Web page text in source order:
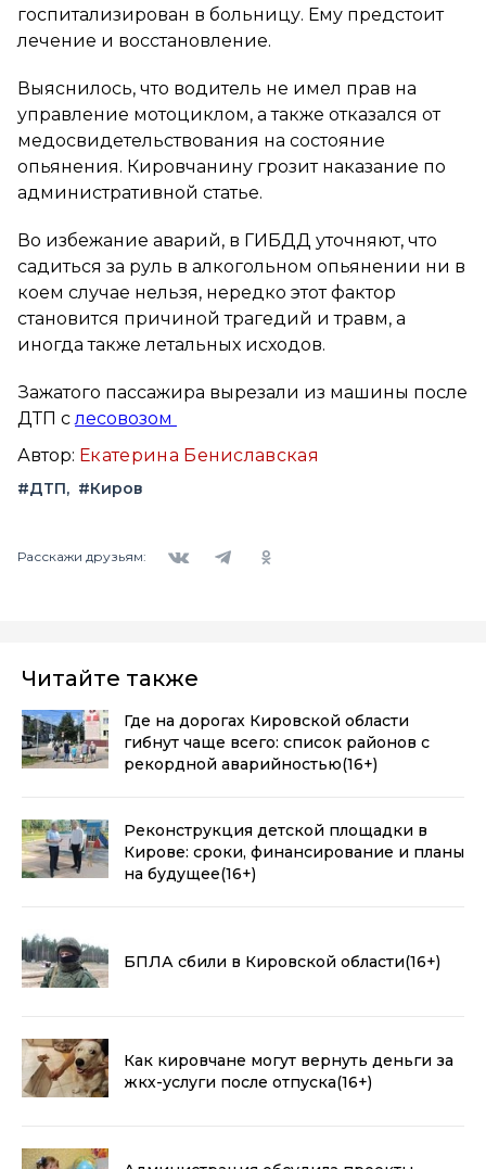
госпитализирован в больницу. Ему предстоит
лечение и восстановление.
Выяснилось, что водитель не имел прав на
управление мотоциклом, а также отказался от
медосвидетельствования на состояние
опьянения. Кировчанину грозит наказание по
административной статье.
Во избежание аварий, в ГИБДД уточняют, что
садиться за руль в алкогольном опьянении ни в
коем случае нельзя, нередко этот фактор
становится причиной трагедий и травм, а
иногда также летальных исходов.
Зажатого пассажира вырезали из машины после
ДТП с лесовозом
Автор: Екатерина Бениславская
#ДТП #Киров
Расскажи друзьям:
Читайте также
Где на дорогах Кировской области
гибнут чаще всего: список районов с
рекордной аварийностью(16+)
Реконструкция детской площадки в
Кирове: сроки, финансирование и планы
на будущее(16+)
БПЛА сбили в Кировской области(16+)
Как кировчане могут вернуть деньги за
жкх-услуги после отпуска(16+)